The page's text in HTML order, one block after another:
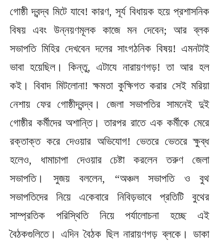
গোষ্ঠী দ্বন্দ্ব মিটে যাবে! কারণ, সূর্য বিধায়ক হয়ে প্রশাসনিক
বিষয় এবং উন্নয়ণমূলক কাজে মন দেবেন; আর ব্লক
সভাপতি মিহির দেখবেন দলের সাংগঠনিক বিষয়! এমনটাই
ভাবা হয়েছিল। কিন্তু, এটাযে নারায়ণগড়! তা আর হল
কই। বিবাদ মিটলোনা! ক্ষমতা কুক্ষিগত করার সেই মরিয়া
নেশায় ফের গোষ্ঠীদ্বন্দ্ব‌। জেলা সভাপতির সামনেই দুই
গোষ্ঠীর কর্মীদের অশান্তি। তারপর রাতে এক কর্মীকে মেরে
রক্তাক্ত করে দেওয়ার অভিযোগ! ভেতরে ভেতরে ক্ষুব্ধ
হলেও, ধামাচাপা দেওয়ার চেষ্টা করলেন তরুণ জেলা
সভাপতি। সুজয় বললেন, “অঞ্চল সভাপতি ও বুথ
সভাপতিদের নিয়ে একেবারে নিবিড়ভাবে প্রতিটি বুথের
সাম্প্রতিক পরিস্থিতি নিয়ে পর্যালোচনা হচ্ছে এই
বৈঠকগুলিতে। এদিন বৈঠক ছিল নারায়ণগড় ব্লকে। ডাকা